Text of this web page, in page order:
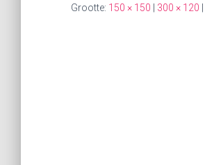
Grootte: 150 × 150 300 × 120